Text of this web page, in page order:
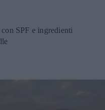
SPF e ingredienti